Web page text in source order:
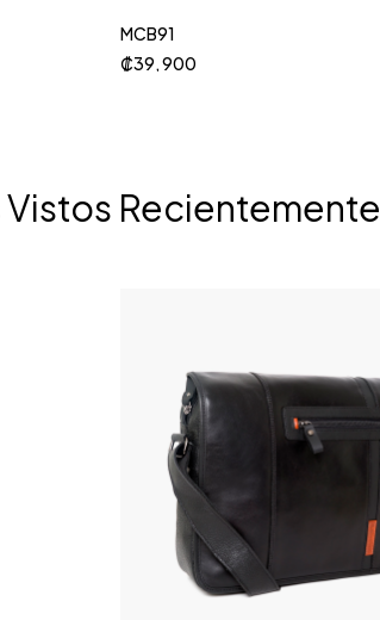
MCB91
₡39, 900
Recientemente